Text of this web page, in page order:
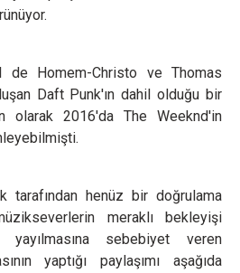
de Homem-Christo ve Thomas
Daft Punk'ın dahil olduğu bir
olarak 2016'da The Weeknd'in
tarafından henüz bir doğrulama
meraklı bekleyişi
yayılmasına sebebiyet veren
yaptığı paylaşımı aşağıda